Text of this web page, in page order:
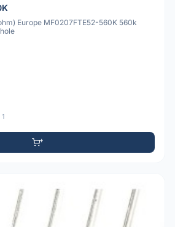
Europe MF0207FTE52-560K 560k